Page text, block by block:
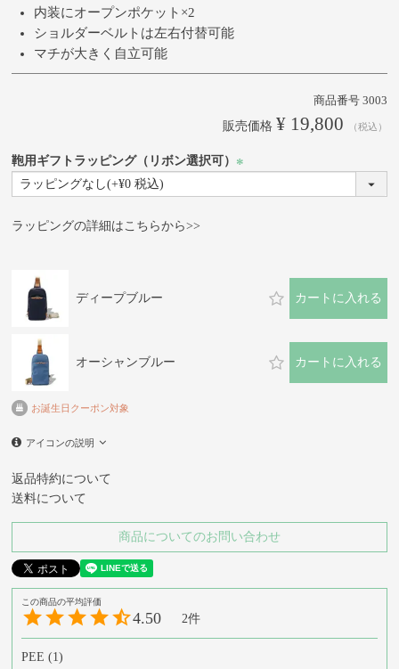
内装にオープンポケット×2
ショルダーベルトは左右付替可能
マチが大きく自立可能
商品番号 3003
販売価格 ¥ 19,800 税込
鞄用ギフトラッピング（リボン選択可）
ラッピングの詳細はこちらから>>
ディープブルー カートに入れる
オーシャンブルー カートに入れる
お誕生日クーポン対象
アイコンの説明
返品特約について
送料について
商品についてのお問い合わせ
4.50 2
PEE
1